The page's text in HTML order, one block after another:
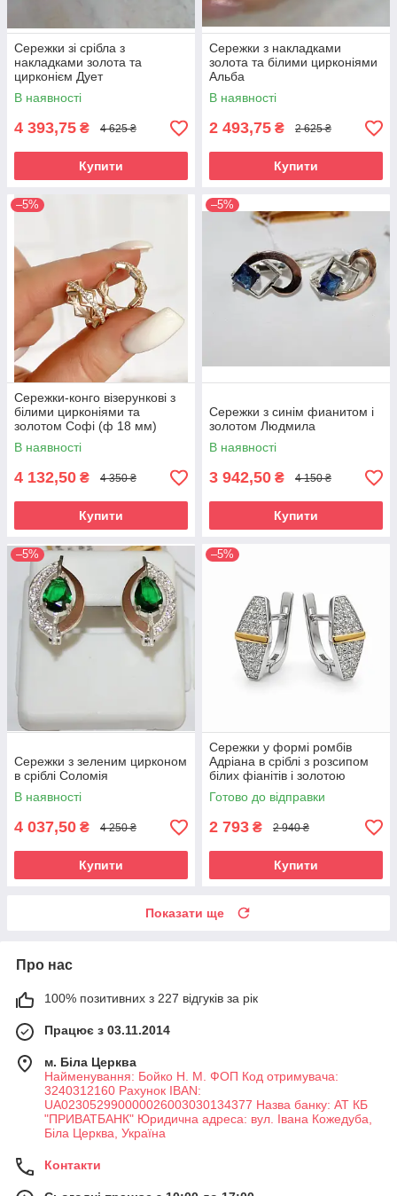
Сережки зі срібла з
накладками золота та
цирконієм Дует
В наявності
4 393,75 ₴ 4 625 ₴
Купити
Сережки з накладками
золота та білими цирконіями
Альба
В наявності
2 493,75 ₴ 2 625 ₴
Купити
–5%
Сережки-конго візерункові з
білими цирконіями та
золотом Софі (ф 18 мм)
В наявності
4 132,50 ₴ 4 350 ₴
Купити
–5%
Сережки з синім фианитом і
золотом Людмила
В наявності
3 942,50 ₴ 4 150 ₴
Купити
–5%
Сережки з зеленим цирконом
в сріблі Соломія
В наявності
4 037,50 ₴ 4 250 ₴
Купити
–5%
Сережки у формі ромбів
Адріана в сріблі з розсипом
білих фіанітів і золотою
вставкою
Готово до відправки
2 793 ₴ 2 940 ₴
Купити
Показати ще
Про нас
100% позитивних з 227 відгуків за рік
Працює з 03.11.2014
м. Біла Церква
Найменування: Бойко Н. М. ФОП Код отримувача:
3240312160 Рахунок IBAN:
UA023052990000026003030134377 Назва банку: АТ КБ
"ПРИВАТБАНК" Юридична адреса: вул. Івана Кожедуба,
Біла Церква, Україна
Контакти